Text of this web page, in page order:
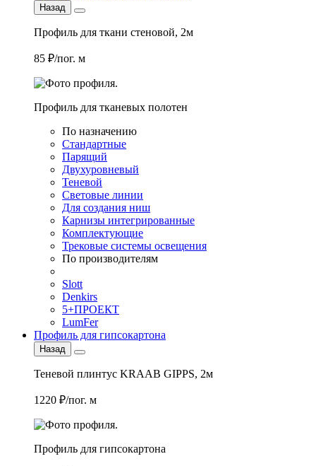
Назад
Профиль для ткани стеновой, 2м
85 ₽/пог. м
Профиль для тканевых полотен
По назначению
Стандартные
Парящий
Двухуровневый
Теневой
Световые линии
Для создания ниш
Карнизы интегрированные
Комплектующие
Трековые системы освещения
По производителям
Slott
Denkirs
5+ПРОЕКТ
LumFer
Профиль для гипсокартона
Назад
Теневой плинтус KRAAB GIPPS, 2м
1220 ₽/пог. м
Профиль для гипсокартона